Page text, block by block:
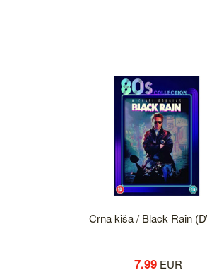
Crna kiša / Black Rain
7.99 EUR